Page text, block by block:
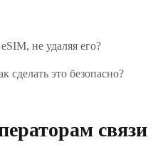
не удаляя его?
сделать это безопасно?
связи